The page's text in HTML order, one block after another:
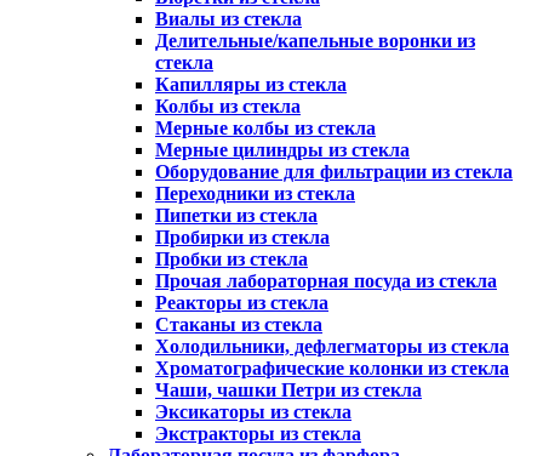
Виалы из стекла
Делительные/капельные воронки из
стекла
Капилляры из стекла
Колбы из стекла
Мерные колбы из стекла
Мерные цилиндры из стекла
Оборудование для фильтрации из стекла
Переходники из стекла
Пипетки из стекла
Пробирки из стекла
Пробки из стекла
Прочая лабораторная посуда из стекла
Реакторы из стекла
Стаканы из стекла
Холодильники, дефлегматоры из стекла
Хроматографические колонки из стекла
Чаши, чашки Петри из стекла
Эксикаторы из стекла
Экстракторы из стекла